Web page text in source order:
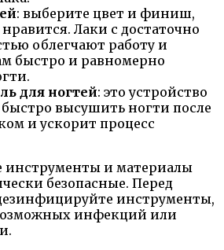
: выберите цвет и финиш,
Лаки с достаточно
облегчают работу и
быстро и равномерно
для ногтей: это устройство
высушить ногти после
и ускорит процесс
инструменты и материалы
безопасные. Перед
инструменты,
инфекций или